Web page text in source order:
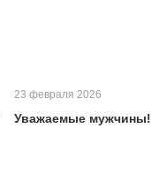
23 февраля 2026
Уважаемые